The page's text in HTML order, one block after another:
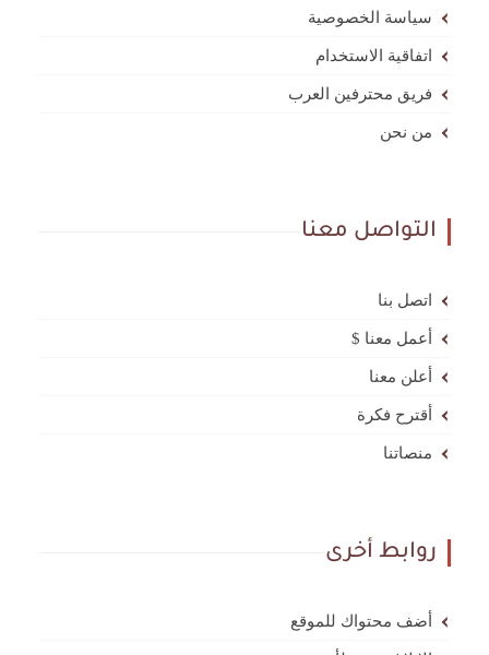
سياسة الخصوصية
اتفاقية الاستخدام
فريق محترفين العرب
من نحن
التواصل معنا
اتصل بنا
أعمل معنا $
أعلن معنا
أقترح فكرة
منصاتنا
روابط أخرى
أضف محتواك للموقع